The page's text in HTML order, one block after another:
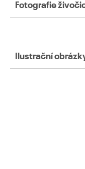
Fotografie
Ilustrační